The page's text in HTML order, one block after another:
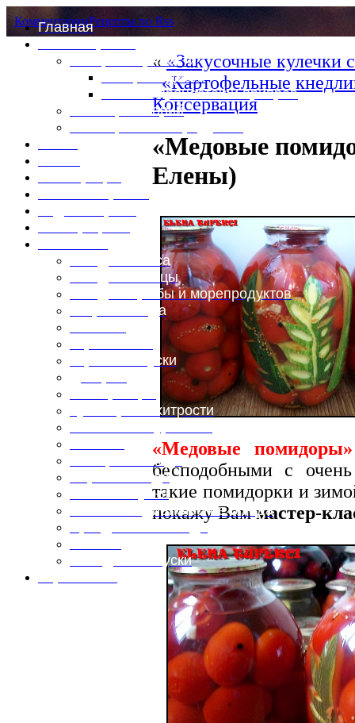
Главная
Специи и пряности
Специи и диета
Каталог пряностей и приправ
Таблица калорий
Блюда из мяса
Блюда из птицы
Блюда из рыбы и морепродуктов
Вторые блюда
Горячие закуски
Кулинарные хитрости
Овощные блюда
Первые блюда
Полевая кухня
Постные и диетические блюда
Праздничные блюда
Холодные закуски
КомментарииРецепты по Rss
««Закусочные
«Картофельные
Консервация
«Медовые
Елены)
«Медовые помидоры»
бесподобными с
такие помидорки и
покажу Ваммастер-